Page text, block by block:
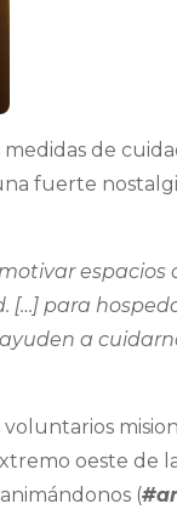
de
fuerte
[…] para
a
oeste de
(